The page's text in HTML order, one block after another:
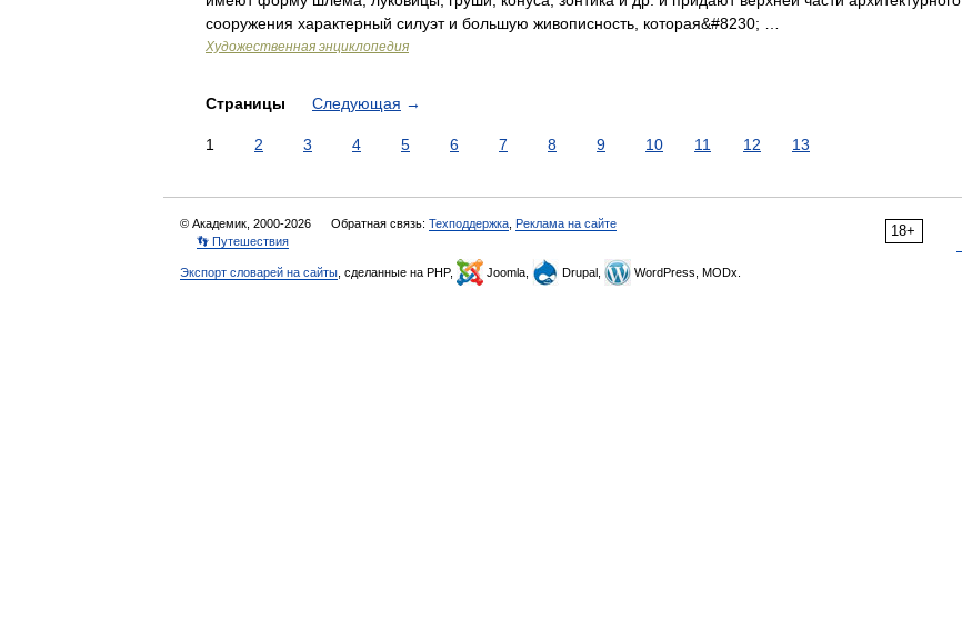
сооружения характерный силуэт и большую живописность, которая&#8230; …
Художественная энциклопедия
Страницы Следующая →
1 2 3 4 5 6 7 8 9 10 11 12 13
18+
© Академик, 2000-2026 Обратная связь: Техподдержка Реклама на сайте
👣 Путешествия
Экспорт словарей на сайты , сделанные на PHP, Joomla, Drupal, WordPress, MODx.